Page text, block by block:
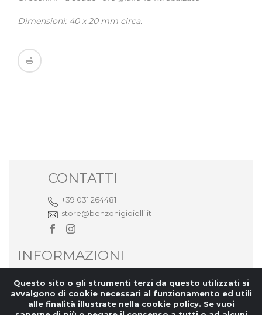
Dimensioni: 40 x 20 mm circa.
CONTATTI
+39 031 264481
store@benzonigioielli.it
INFORMAZIONI
CHI SIAMO
Questo sito o gli strumenti terzi da questo utilizzati si
avvalgono di cookie necessari al funzionamento ed utili
alle finalità illustrate nella cookie policy. Se vuoi